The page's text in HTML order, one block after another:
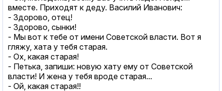
вместе. Приходят к деду. Василий Иванович:
- Здорово, отец!
- Здорово, сынки!
- Мы вот к тебе от имени Советской власти. Вот я
гляжу, хата у тебя старая.
- Ох, какая старая!
- Петька, запиши: новую хату ему от Советской
власти! И жена у тебя вроде старая...
- Ой, какая старая!!